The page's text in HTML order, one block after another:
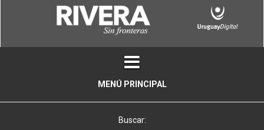
MENÚ PRINCIPAL
Buscar: